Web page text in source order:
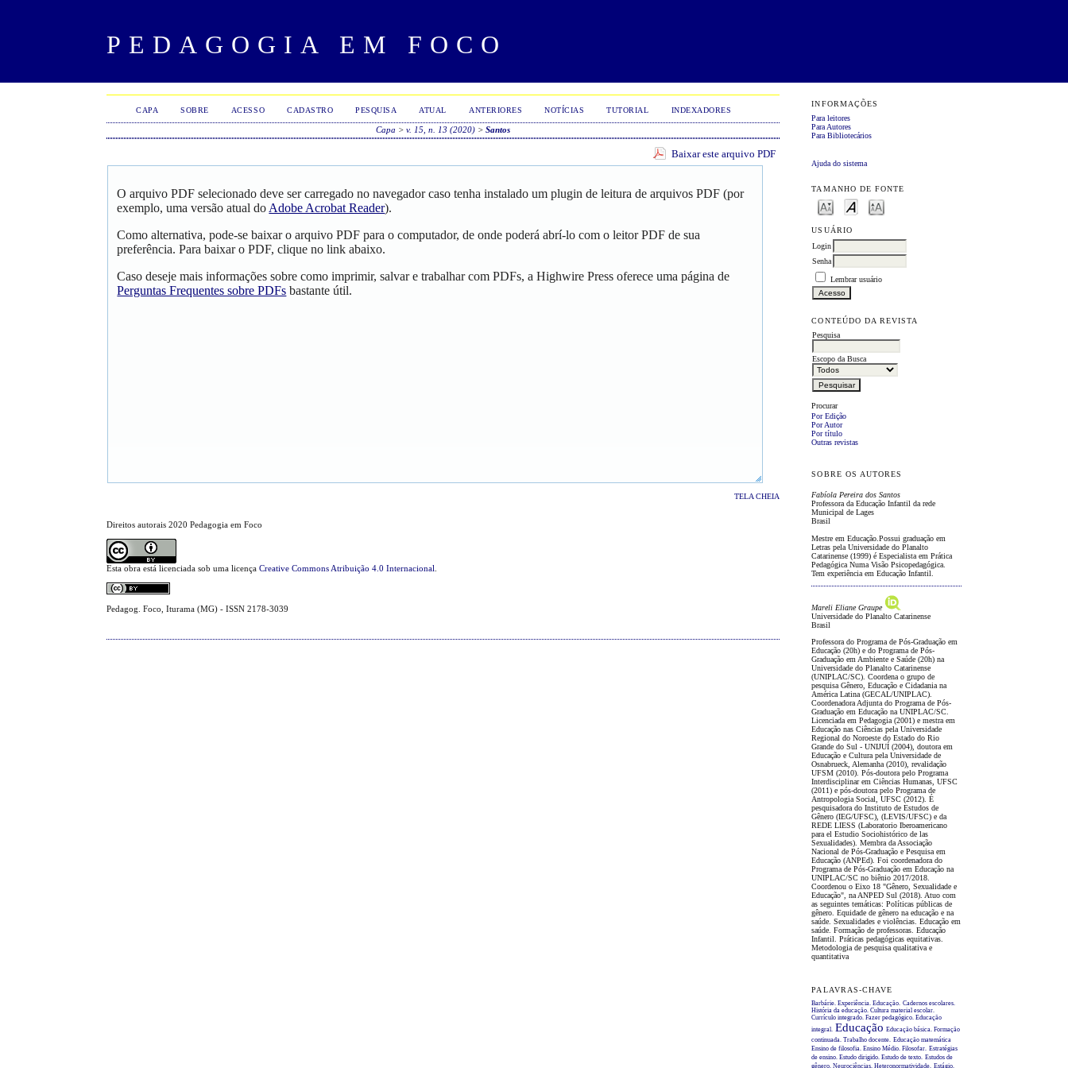
PEDAGOGIA EM FOCO
INFORMAÇÕES
Para leitores
Para Autores
Para Bibliotecários
Ajuda do sistema
TAMANHO DE FONTE
USUÁRIO
Login
Senha
Lembrar usuário
CONTEÚDO DA REVISTA
Pesquisa
Escopo da Busca
Procurar
Por Edição
Por Autor
Por título
Outras revistas
SOBRE OS AUTORES
Fabíola Pereira dos Santos
Professora da Educação Infantil da rede
Municipal de Lages
Brasil
Mestre em Educação.Possui graduação em
Letras pela Universidade do Planalto
Catarinense (1999) é Especialista em Prática
Pedagógica Numa Visão Psicopedagógica.
Tem experiência em Educação Infantil.
Mareli Eliane Graupe
Universidade do Planalto Catarinense
Brasil
Professora do Programa de Pós-Graduação em
Educação (20h) e do Programa de Pós-
Graduação em Ambiente e Saúde (20h) na
Universidade do Planalto Catarinense
(UNIPLAC/SC). Coordena o grupo de
pesquisa Gênero, Educação e Cidadania na
América Latina (GECAL/UNIPLAC).
Coordenadora Adjunta do Programa de Pós-
Graduação em Educação na UNIPLAC/SC.
Licenciada em Pedagogia (2001) e mestra em
Educação nas Ciências pela Universidade
Regional do Noroeste do Estado do Rio
Grande do Sul - UNIJUÍ (2004), doutora em
Educação e Cultura pela Universidade de
Osnabrueck, Alemanha (2010), revalidação
UFSM (2010). Pós-doutora pelo Programa
Interdisciplinar em Ciências Humanas, UFSC
(2011) e pós-doutora pelo Programa de
Antropologia Social, UFSC (2012). É
pesquisadora do Instituto de Estudos de
Gênero (IEG/UFSC), (LEVIS/UFSC) e da
REDE LIESS (Laboratorio Iberoamericano
para el Estudio Sociohistórico de las
Sexualidades). Membra da Associação
Nacional de Pós-Graduação e Pesquisa em
Educação (ANPEd). Foi coordenadora do
Programa de Pós-Graduação em Educação na
UNIPLAC/SC no biênio 2017/2018.
Coordenou o Eixo 18 "Gênero, Sexualidade e
Educação", na ANPED Sul (2018). Atuo com
as seguintes temáticas: Políticas públicas de
gênero. Equidade de gênero na educação e na
saúde. Sexualidades e violências. Educação em
saúde. Formação de professoras. Educação
Infantil. Práticas pedagógicas equitativas.
Metodologia de pesquisa qualitativa e
quantitativa
PALAVRAS-CHAVE
Barbárie. Experiência. Educação. Cadernos escolares.
História da educação. Cultura material escolar.
Currículo integrado. Fazer pedagógico. Educação
integral. Educação Educação básica. Formação
continuada. Trabalho docente. Educação matemática
Ensino de filosofia. Ensino Médio. Filosofar. Estratégias
de ensino. Estudo dirigido. Estudo de texto. Estudos de
gênero. Neurociências. Heteronormatividade. Estágio.
CAPA SOBRE ACESSO CADASTRO PESQUISA ATUAL ANTERIORES NOTÍCIAS TUTORIAL INDEXADORES
Capa >v. 15, n. 13 (2020) >Santos
Baixar este arquivo PDF
O arquivo PDF selecionado deve ser carregado no navegador caso tenha instalado um plugin de leitura de arquivos PDF (por
exemplo, uma versão atual do Adobe Acrobat Reader).
Como alternativa, pode-se baixar o arquivo PDF para o computador, de onde poderá abrí-lo com o leitor PDF de sua
preferência. Para baixar o PDF, clique no link abaixo.
Caso deseje mais informações sobre como imprimir, salvar e trabalhar com PDFs, a Highwire Press oferece uma página de
Perguntas Frequentes sobre PDFs bastante útil.
TELA CHEIA
Direitos autorais 2020 Pedagogia em Foco
Esta obra está licenciada sob uma licençaCreative Commons Atribuição 4.0 Internacional
Pedagog. Foco, Iturama (MG) - ISSN 2178-3039